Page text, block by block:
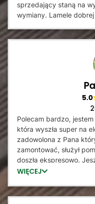
sprzedający staną na
wymiany. Lamele
5.0
Polecam bardzo,
która wyszła super na
zadowolona z Pana
zamontować, służył
doszła ekspresowo.
prawdopodobnie dzięki
WIĘCEJ